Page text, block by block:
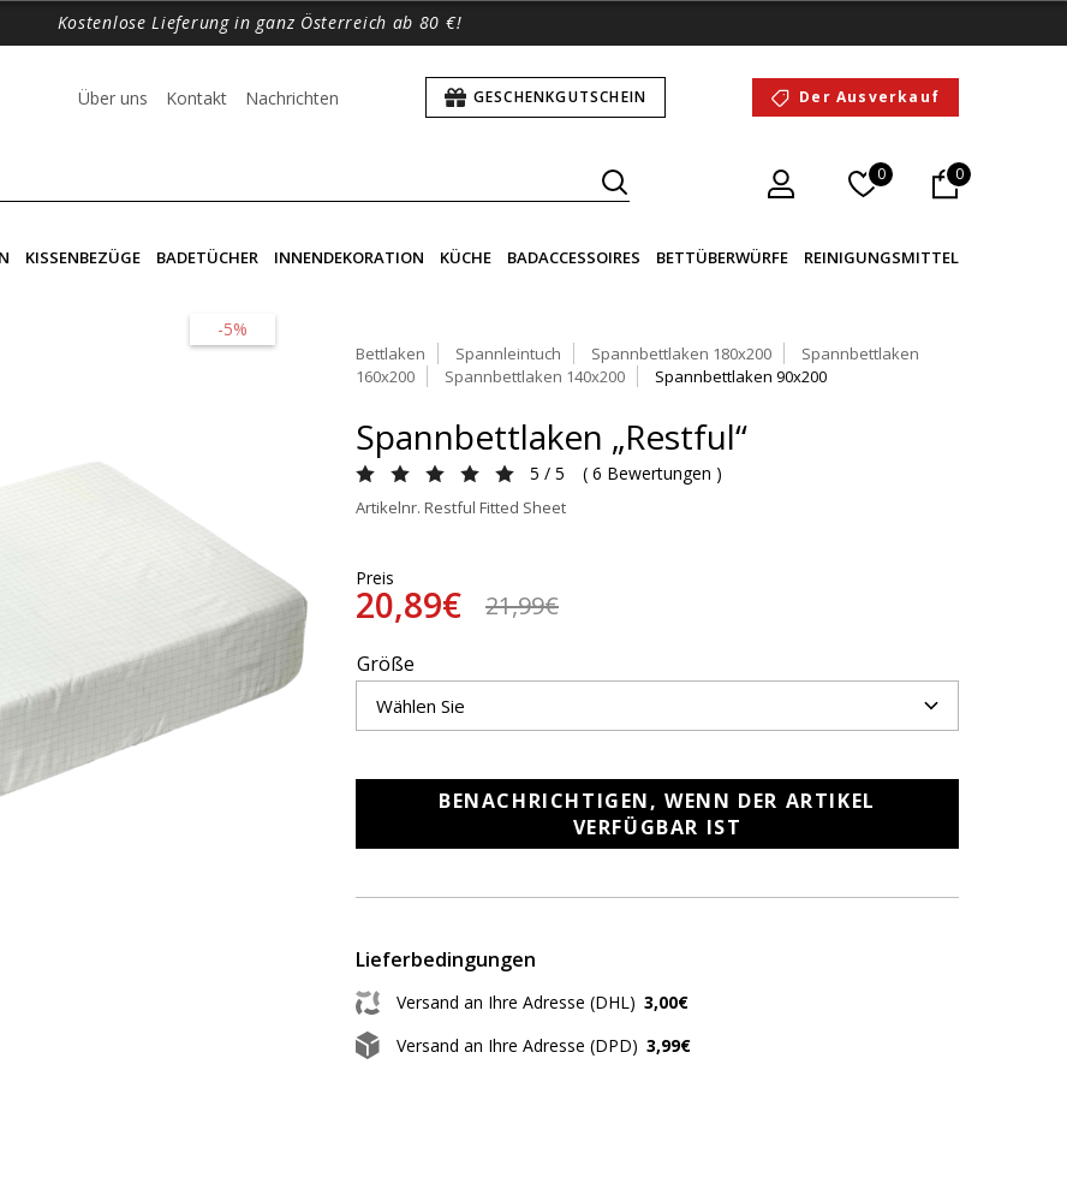
Kostenlose Lieferung in ganz Österreich ab 80 €!
Über uns Kontakt Nachrichten GESCHENKGUTSCHEIN Der Ausverkauf
0 0
KISSENBEZÜGE BADETÜCHER INNENDEKORATION KÜCHE BADACCESSOIRES BETTÜBERWÜRFE REINIGUNGSMITTEL
-5%
Bettlaken Spannleintuch Spannbettlaken 180x200
Spannbettlaken
160x200
Spannbettlaken 140x200 Spannbettlaken 90x200
Spannbettlaken „Restful“
5 / 5 ( 6 Bewertungen )
Artikelnr. Restful Fitted Sheet
Preis
20,89€ 21,99€
Größe
BENACHRICHTIGEN, WENN DER ARTIKEL
VERFÜGBAR IST
Lieferbedingungen
Versand an Ihre Adresse (DHL) 3,00€
Versand an Ihre Adresse (DPD) 3,99€